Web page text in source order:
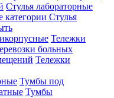
Стулья лабораторные
категории Стулья
Тележки
больных
Тележки
Тумбы под
Тумбы